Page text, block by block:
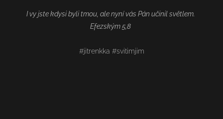
I vy jste kdysi byli tmou, ale nyní vás Pán učinil světlem.
Efezským 5,8
#jitrenkka #svitimjim